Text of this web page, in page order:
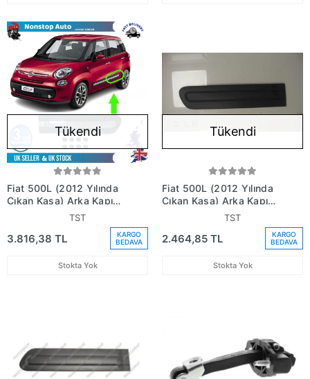
Tükendi
Fiat 500L (2012 Yılında
Çıkan Kasa) Arka Kapı
Bandı Nikelajlu Sol (Oem
TST
3.816,38 TL
KARGO
BEDAVA
Stokta Yok
Tükendi
Fiat 500L (2012 Yılında
Çıkan Kasa) Arka Kapı
Bandı Sağ (Oem No:
TST
2.464,85 TL
KARGO
BEDAVA
Stokta Yok